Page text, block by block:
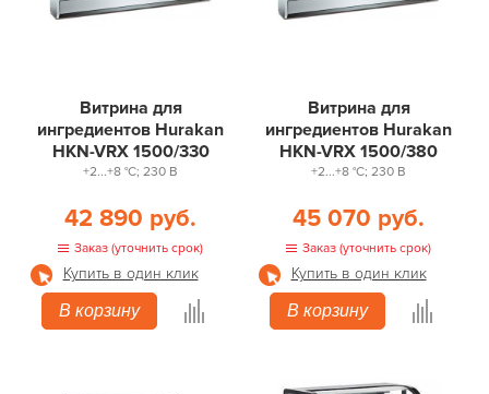
Витрина для
ингредиентов Hurakan
HKN-VRX 1500/330
+2...+8 °С; 230 В
42 890 руб.
Заказ (уточнить срок)
Купить в один клик
В корзину
Витрина для
ингредиентов Hurakan
HKN-VRX 1500/380
+2...+8 °С; 230 В
45 070 руб.
Заказ (уточнить срок)
Купить в один клик
В корзину